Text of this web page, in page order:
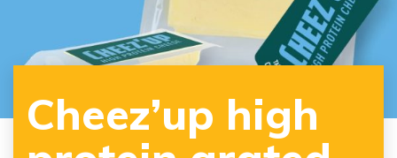
Cheez’up high